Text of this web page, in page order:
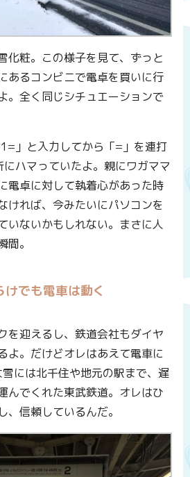
化粧。この様子を見て、ずっと
あるコンビニで電卓を買いに行
。全く同じシチュエーションで
」と入力してから「=」を連打
ハマっていたよ。親にワガママ
電卓に対して執着心があった時
ければ、今みたいにパソコンを
いないかもしれない。まさに人
。
けでも電車は動く
を迎えるし、鉄道会社もダイヤ
よ。だけどオレはあえて電車に
には北千住や地元の駅まで、遅
んでくれた東武鉄道。オレはひ
、信頼しているんだ。